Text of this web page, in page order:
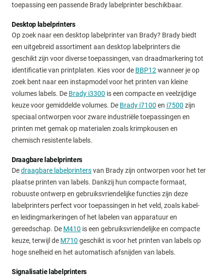
toepassing een passende Brady labelprinter beschikbaar.
Desktop labelprinters
Op zoek naar een desktop labelprinter van Brady? Brady biedt
een uitgebreid assortiment aan desktop labelprinters die
geschikt zijn voor diverse toepassingen, van draadmarkering tot
identificatie van printplaten. Kies voor de BBP12 wanneer je op
zoek bent naar een instapmodel voor het printen van kleine
volumes labels. De Brady i3300 is een compacte en veelzijdige
keuze voor gemiddelde volumes. De Brady i7100 en i7500 zijn
speciaal ontworpen voor zware industriële toepassingen en
printen met gemak op materialen zoals krimpkousen en
chemisch resistente labels.
Draagbare labelprinters
Dedraagbare labelprintersvan Brady zijn ontworpen voor het ter
plaatse printen van labels. Dankzij hun compacte formaat,
robuuste ontwerp en gebruiksvriendelijke functies zijn deze
labelprinters perfect voor toepassingen in het veld, zoals kabel-
en leidingmarkeringen of het labelen van apparatuur en
gereedschap. De M410 is een gebruiksvriendelijke en compacte
keuze, terwijl de M710 geschikt is voor het printen van labels op
hoge snelheid en het automatisch afsnijden van labels.
Signalisatie labelprinters